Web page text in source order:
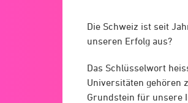
Die Schweiz ist seit
unseren Erfolg aus?
Das Schlüsselwort
Universitäten gehören
Grundstein für unsere